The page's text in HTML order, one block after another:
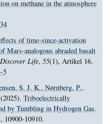
on methane in the atmosphere
of time-since-activation
Mars-analogous abraded basalt
Discover Life, 55(1), Artikel 16.
5
S. J. K., Nørnberg, P.,
(2025). Triboelectrically
by Tumbling in Hydrogen Gas.
10900-10910.